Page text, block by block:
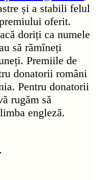
și a stabili felul
oferit.
doriți ca numele
să rămîneți
Premiile de
donatorii români
Pentru donatorii
rugăm să
engleză.